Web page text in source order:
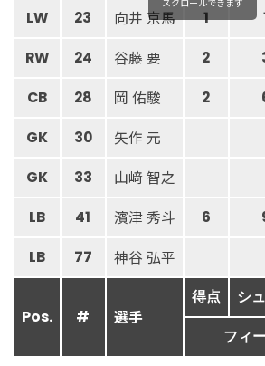
LW 23 向井 京馬 1
RW 24 谷藤 要 2
CB 28 岡 佑駿 2
GK 30 矢作 元
GK 33 山﨑 智之
LB 41 濱津 秀斗 6
LB 77 神谷 弘平
Pos. # 選手
得点 シ
フィ